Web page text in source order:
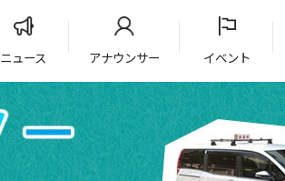
ニュース アナウンサー イベント